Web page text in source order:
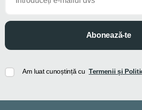
Abonează-te
Am luat cunoștință cu Termenii și